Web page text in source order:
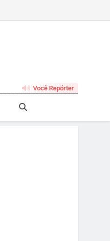
Você Repórter